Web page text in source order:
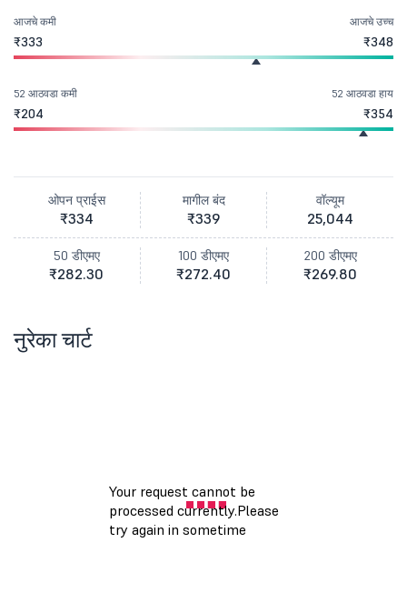
आजचे कमी
₹333
आजचे उच्च
₹348
52 आठवडा कमी
₹204
52 आठवडा हाय
₹354
ओपन प्राईस
₹334
मागील बंद
₹339
वॉल्यूम
25,044
50 डीएमए
₹282.30
100 डीएमए
₹272.40
200 डीएमए
₹269.80
नुरेका चार्ट